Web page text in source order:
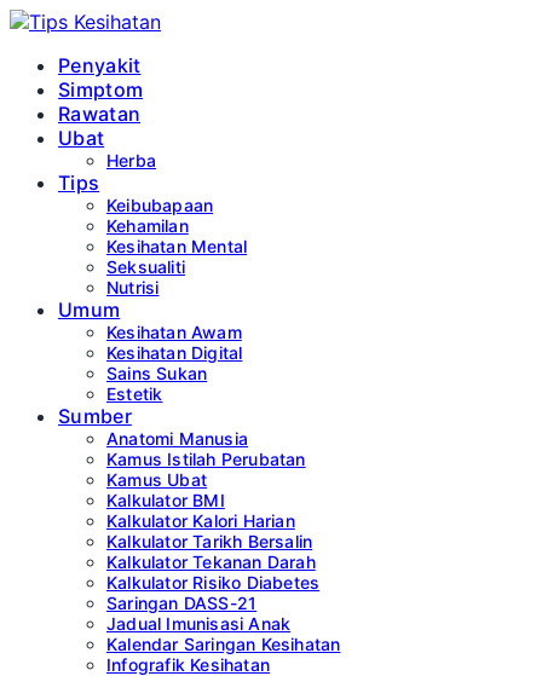
Penyakit
Simptom
Rawatan
Ubat
Herba
Tips
Keibubapaan
Kehamilan
Kesihatan Mental
Seksualiti
Nutrisi
Umum
Kesihatan Awam
Kesihatan Digital
Sains Sukan
Estetik
Sumber
Anatomi Manusia
Kamus Istilah Perubatan
Kamus Ubat
Kalkulator BMI
Kalkulator Kalori Harian
Kalkulator Tarikh Bersalin
Kalkulator Tekanan Darah
Kalkulator Risiko Diabetes
Saringan DASS-21
Jadual Imunisasi Anak
Kalendar Saringan Kesihatan
Infografik Kesihatan